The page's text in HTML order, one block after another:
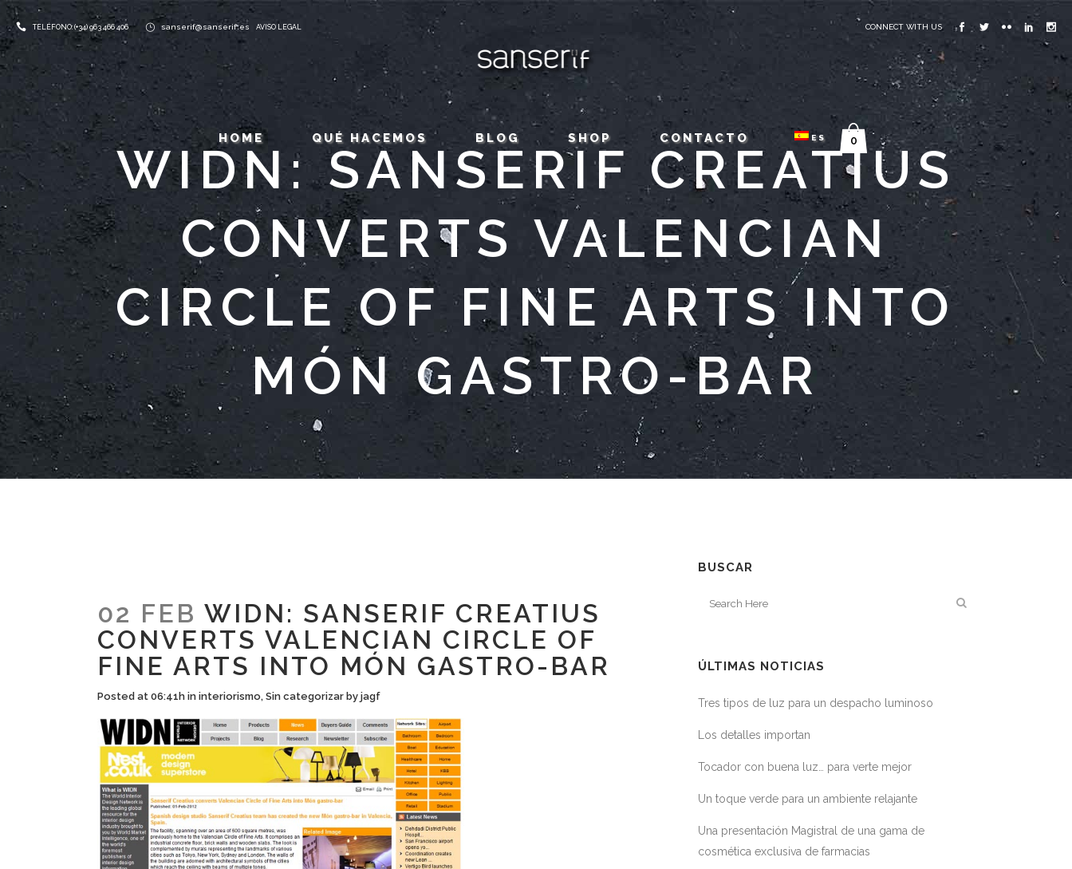
TELÉFONO: (+34) 963 466 406 sanserif@sanserif.es AVISO LEGAL CONNECT WITH US
HOME QUÉ HACEMOS BLOG SHOP CONTACTO ES 0
WIDN: SANSERIF CREATIUS
CONVERTS VALENCIAN
CIRCLE OF FINE ARTS INTO
MÓN GASTRO-BAR
02 FEB WIDN: SANSERIF CREATIUS
CONVERTS VALENCIAN CIRCLE OF
FINE ARTS INTO MÓN GASTRO-BAR
Posted at 06:41h in interiorismo, Sin categorizar by jagf
BUSCAR
ÚLTIMAS NOTICIAS
Tres tipos de luz para un despacho luminoso
Los detalles importan
Tocador con buena luz… para verte mejor
Un toque verde para un ambiente relajante
Una presentación Magistral de una gama de
cosmética exclusiva de farmacias